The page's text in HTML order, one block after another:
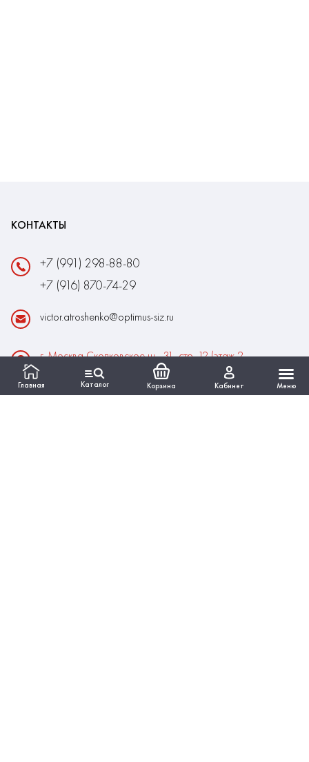
Главная Каталог Корзина Кабинет Меню
КОНТАКТЫ
+7 (991) 298-88-80
+7 (916) 870-74-29
victor.atroshenko@optimus-siz.ru
г. Москва Сколковское ш., 31, стр. 12 (этаж 2,
помещение 22)
Время работы: